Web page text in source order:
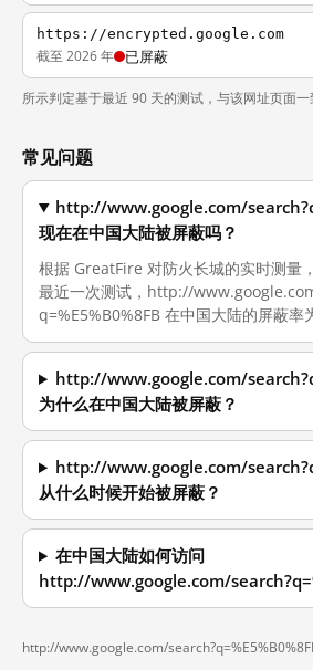
https://encrypted.google.com
截至 2026 年 已屏蔽
所示判定基于最近 90 天的测试，与该网址页面一
常见问题
http://www.google.com/
现在在中国大陆被屏蔽吗？
根据 GreatFire 对防火长城的实时测量
最近一次测试，http://
q=%E5%B0%8FB 在中国大陆的屏蔽率
http://www.google.com/
为什么在中国大陆被屏蔽？
http://www.google.com/
从什么时候开始被屏蔽？
在中国大陆如何访问
http://www.google.com/
http://www.google.com/